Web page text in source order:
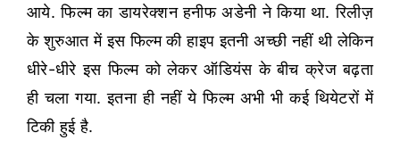
आये. फिल्म का डायरेक्शन हनीफ अडेनी ने किया था. रिलीज़
के शुरुआत में इस फिल्म की हाइप इतनी अच्छी नहीं थी लेकिन
धीरे-धीरे इस फिल्म को लेकर ऑडियंस के बीच क्रेज बढ़ता
ही चला गया. इतना ही नहीं ये फिल्म अभी भी कई थियेटरों में
टिकी हुई है.